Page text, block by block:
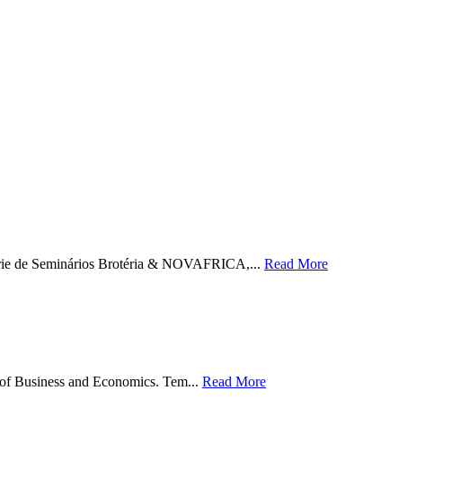
de Seminários Brotéria & NOVAFRICA,... Read More
Business and Economics. Tem... Read More